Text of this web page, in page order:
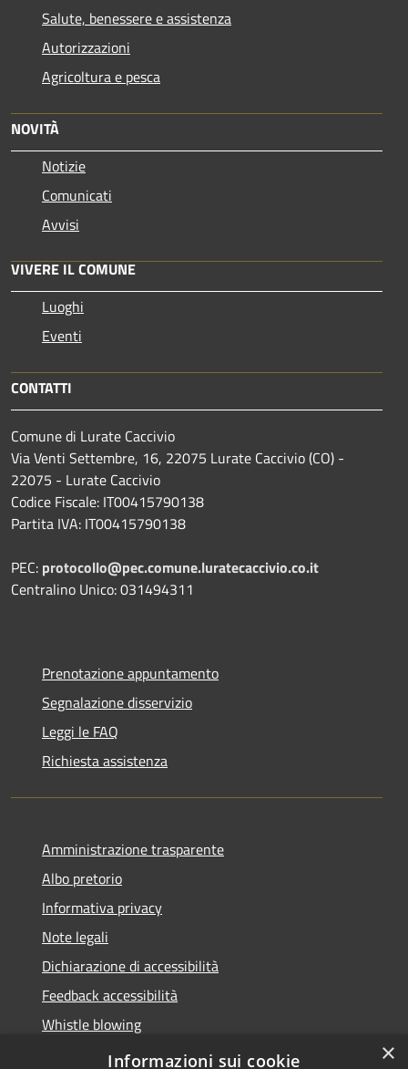
Salute, benessere e assistenza
Autorizzazioni
Agricoltura e pesca
NOVITÀ
Notizie
Comunicati
Avvisi
VIVERE IL COMUNE
Luoghi
Eventi
CONTATTI
Comune di Lurate Caccivio
Via Venti Settembre, 16, 22075 Lurate Caccivio (CO) -
22075 - Lurate Caccivio
Codice Fiscale: IT00415790138
Partita IVA: IT00415790138
PEC: protocollo@pec.comune.luratecaccivio.co.it
Centralino Unico: 031494311
Prenotazione appuntamento
Segnalazione disservizio
Leggi le FAQ
Richiesta assistenza
Amministrazione trasparente
Albo pretorio
Informativa privacy
Note legali
Dichiarazione di accessibilità
Feedback accessibilità
Whistle blowing
Titolare potere sostitutivo
×
Informazioni sui cookie